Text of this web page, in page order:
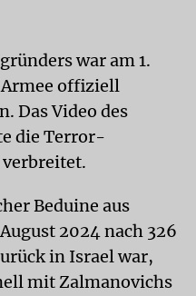
war am 1.
Armee offiziell
Das Video des
die Terror­
Beduine aus
2024 nach 326
in Israel war,
mit Zalmanovichs